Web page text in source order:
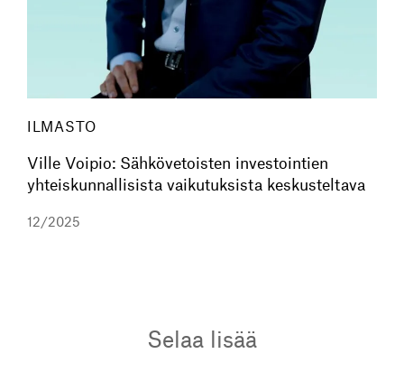
ILMASTO
Ville Voipio: Sähkövetoisten investointien
yhteiskunnallisista vaikutuksista keskusteltava
12/2025
Selaa lisää